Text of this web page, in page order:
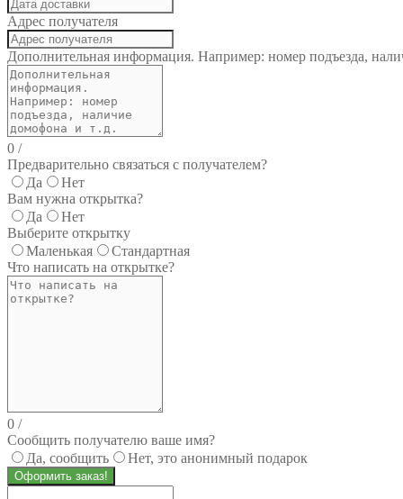
Адрес получателя
Дополнительная информация. Например: номер подъезда,
0 /
Предварительно связаться с получателем?
Да
Нет
Вам нужна открытка?
Да
Нет
Выберите открытку
Маленькая
Стандартная
Что написать на открытке?
0 /
Сообщить получателю ваше имя?
Да, сообщить
Нет, это анонимный подарок
Оформить заказ!